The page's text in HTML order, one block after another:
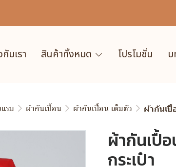
กับเรา สินค้าทั้งหมด โปรโมชั่น
รม ผ้ากันเปื้อน ผ้ากันเปื้อน เต็มตัว ผ้ากันเปื้
ผ้ากันเปื้
กระเป๋า